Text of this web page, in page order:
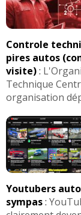
Controle
pires autos
visite):
Technique
organisation
Youtubers
sympas: